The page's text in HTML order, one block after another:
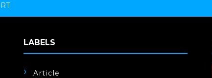
LABELS
Article